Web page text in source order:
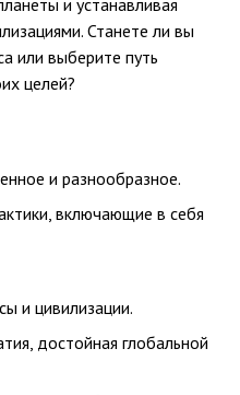
и устанавливая
Станете ли вы
или выберите путь
целей?
и разнообразное.
включающие в себя
и цивилизации.
достойная глобальной